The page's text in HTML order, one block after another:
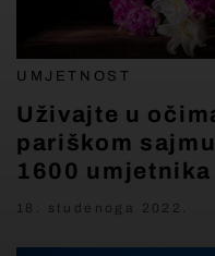
UMJETNOST
Uživajte u
pariškom
1600 umjetnika
18. studenoga 2022.